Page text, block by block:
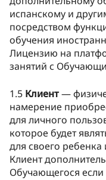
испанскому и
посредством
обучения
Лицензию на
занятий с
1.5 Клиент—
намерение
для личного
которое будет
для своего
Клиент
Обучающегося если